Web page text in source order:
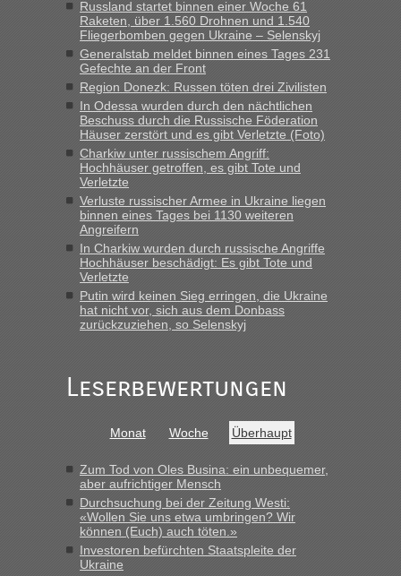
keine Probleme geben“
Recht, Visa und Dokumente • Deklaration
gebrauchter Kleidung beim Zoll
„Hallo Leute, ich weiß nicht, ob ich hier richtig bin mit meiner
Anfrage. Ich möchte 4 Umzugskartons mit gebrauchter
Straßen Kleidung bei der Einreise in die Ukraine
mitnehmen. Es ist gebrauchte Kleidung...“
Berichte und Reisetipps • Re: An welchem
Grenzübergang zwischen Polen und der Ukraine geht es am
schnellsten?
„Wir sind mit unserem Wohnmobil, wie geplant am Montag
15.6. in Krakovets rüber. Sehr zeitig los gegen 5 Uhr in der
Früh. Mit sehr sehr wenig Verkehr, super bis zur Grenze. Nur
8 PKW vor der Schranke....“
Berichte und Reisetipps • Re: An welchem
Grenzübergang zwischen Polen und der Ukraine geht es am
„Gestern 6 Stunden warten vor der Grenze Richtung Polen
in Krakowez mit dem Kleinbus. Abfertigung ging dann
Berichte und Reisetipps • Re: An welchem
Grenzübergang zwischen Polen und der Ukraine geht es am
schnellsten?
„Bin am Montag 15.6.26 um 8 Uhr in Urgyniw ausgereist,
das erste Mal an einem Montagmorgen ca. 15 Fahrzeuge
vor mir, bin sonst der Erste oder Zweite, egal, nach ca 20
Minuten wurde dann die nächste Welle...“
Russland startet binnen einer Woche 61
Raketen, über 1.560 Drohnen und 1.540
Fliegerbomben gegen Ukraine – Selenskyj
Generalstab meldet binnen eines Tages 231
Gefechte an der Front
Region Donezk: Russen töten drei Zivilisten
In Odessa wurden durch den nächtlichen
Beschuss durch die Russische Föderation
Häuser zerstört und es gibt Verletzte (Foto)
Charkiw unter russischem Angriff:
Hochhäuser getroffen, es gibt Tote und
Verletzte
Verluste russischer Armee in Ukraine liegen
binnen eines Tages bei 1130 weiteren
Angreifern
In Charkiw wurden durch russische Angriffe
Hochhäuser beschädigt: Es gibt Tote und
Verletzte
Putin wird keinen Sieg erringen, die Ukraine
hat nicht vor, sich aus dem Donbass
zurückzuziehen, so Selenskyj
Leserbewertungen
Monat Woche Überhaupt
Zum Tod von Oles Busina: ein unbequemer,
aber aufrichtiger Mensch
Durchsuchung bei der Zeitung Westi:
«Wollen Sie uns etwa umbringen? Wir
können (Euch) auch töten.»
Investoren befürchten Staatspleite der
Ukraine